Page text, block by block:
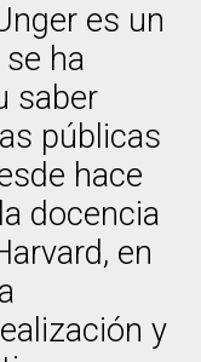
es un
ha
saber
públicas
hace
docencia
en
y